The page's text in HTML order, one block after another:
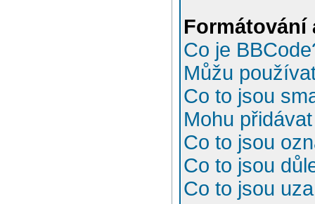
Formátování
Co je
Můžu
Co to jsou
Mohu
Co to jsou
Co to jsou
Co to jsou